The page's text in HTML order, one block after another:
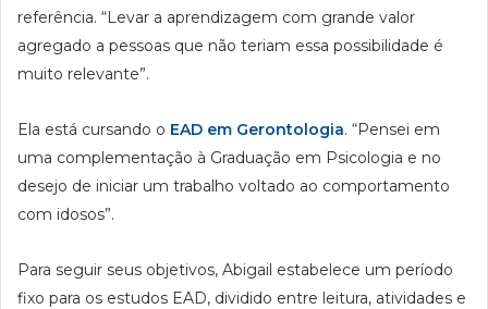
referência. “Levar a aprendizagem com grande valor
agregado a pessoas que não teriam essa possibilidade é
muito relevante”.
Ela está cursando o EAD em Gerontologia. “Pensei em
uma complementação à Graduação em Psicologia e no
desejo de iniciar um trabalho voltado ao comportamento
com idosos”.
Para seguir seus objetivos, Abigail estabelece um período
fixo para os estudos EAD, dividido entre leitura, atividades e